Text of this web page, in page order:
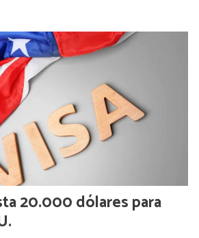
20.000 dólares para